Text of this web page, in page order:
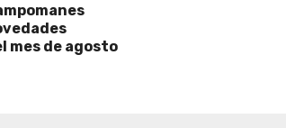
mes de agosto